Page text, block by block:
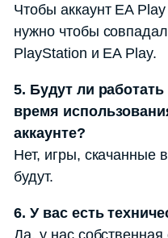
Чтобы аккаунт EA
нужно чтобы
PlayStation и EA Play.
5. Будут ли
время
аккаунте?
Нет, игры, скачанные
будут.
6. У вас есть
Да, у нас